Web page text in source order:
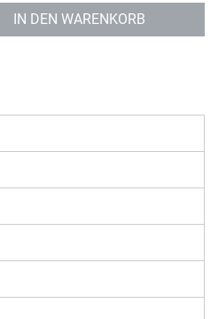
IN DEN WARENKORB